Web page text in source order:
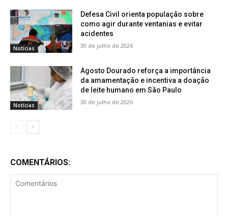
Notícias
Defesa Civil orienta população sobre
como agir durante ventanias e evitar
acidentes
30 de julho de 2026
Notícias
Agosto Dourado reforça a importância
da amamentação e incentiva a doação
de leite humano em São Paulo
30 de julho de 2026
COMENTÁRIOS: